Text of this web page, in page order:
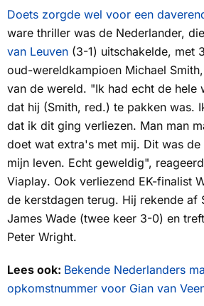
Doets zorgde wel voor een
ware thriller was de Nederlander,
van Leuven (3-1) uitschakelde, met
oud-wereldkampioen Michael
van de wereld. "Ik had echt de hele
dat hij (Smith, red.) te pakken was.
dat ik dit ging verliezen. Man man
doet wat extra's met mij. Dit was
mijn leven. Echt geweldig",
Viaplay. Ook verliezend EK-finalist
de kerstdagen terug. Hij rekende af
James Wade (twee keer 3-0) en
Peter Wright.
Lees ook: Bekende Nederlanders
opkomstnummer voor Gian van